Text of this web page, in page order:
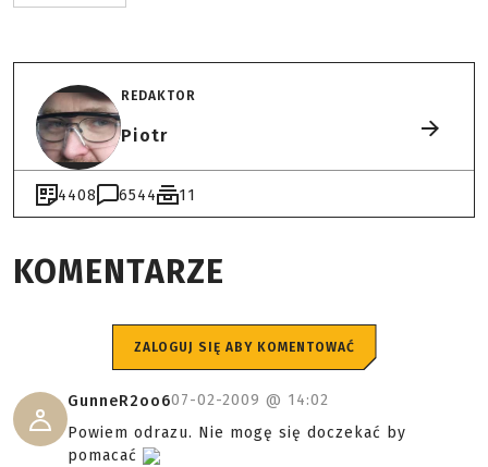
REDAKTOR
Piotr
4408 6544 11
KOMENTARZE
ZALOGUJ SIĘ ABY KOMENTOWAĆ
GunneR2oo607-02-2009 @ 14:02
Powiem odrazu. Nie mogę się doczekać by
pomacać